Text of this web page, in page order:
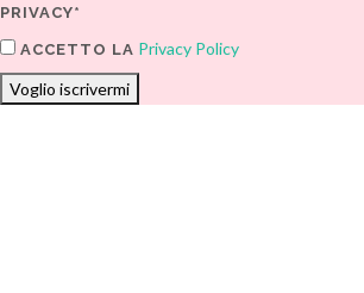
PRIVACY*
ACCETTO LA Privacy Policy
Voglio iscrivermi